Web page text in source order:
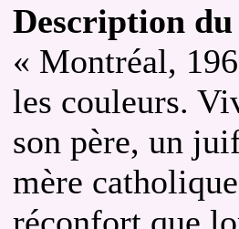
Description
« Montréal,
les couleurs.
son père, un
mère